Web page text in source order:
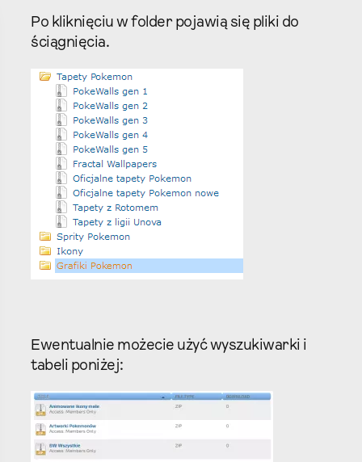
Po kliknięciu w folder pojawią się pliki do
ściągnięcia.
Ewentualnie możecie użyć wyszukiwarki i
tabeli poniżej: